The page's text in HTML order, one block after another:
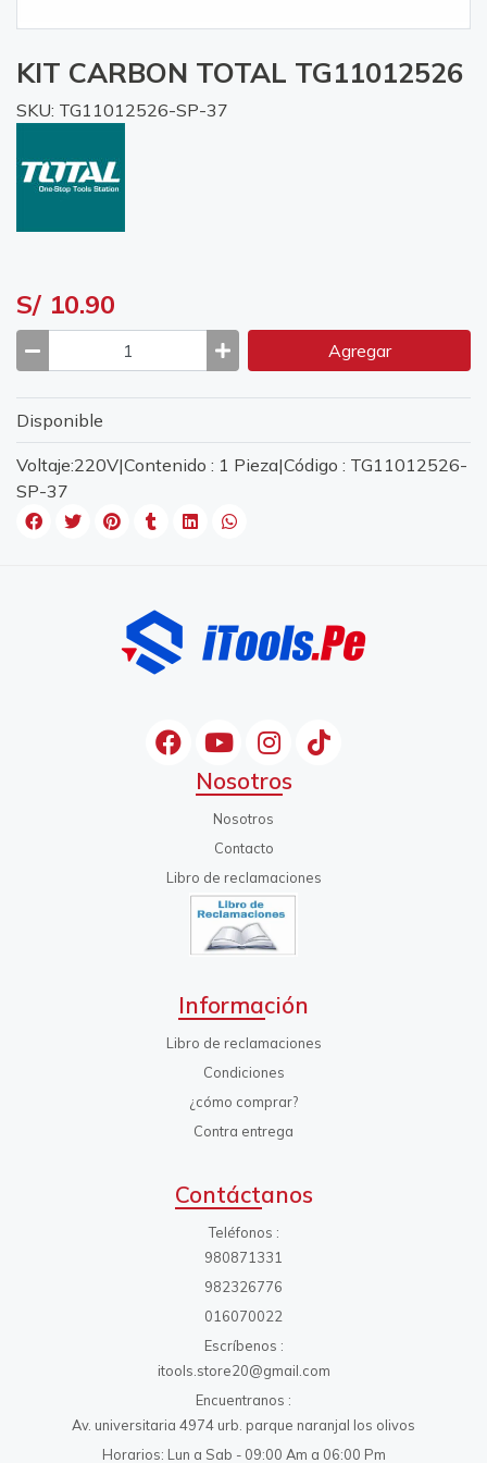
KIT CARBON TOTAL TG11012526
SKU: TG11012526-SP-37
S/ 10.90
Agregar
Disponible
Voltaje:220V|Contenido : 1 Pieza|Código : TG11012526-
SP-37
Nosotros
Nosotros
Contacto
Libro de reclamaciones
Información
Libro de reclamaciones
Condiciones
¿cómo comprar?
Contra entrega
Contáctanos
Teléfonos
980871331
982326776
016070022
Escríbenos
itools.store20@gmail.com
Encuentranos
Av. universitaria 4974 urb. parque naranjal los olivos
Horarios: Lun a Sab - 09:00 Am a 06:00 Pm